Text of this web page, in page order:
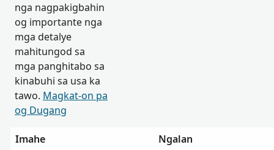
nga nagpakigbahin
og importante nga
mga detalye
mahitungod sa
mga panghitabo sa
kinabuhi sa usa ka
tawo. Magkat-on pa
og Dugang
Imahe
Ngalan